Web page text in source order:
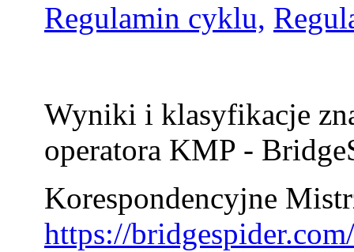
Regulamin cyklu,
Wyniki i klasyfikacje
operatora KMP -
Korespondencyjne
https://